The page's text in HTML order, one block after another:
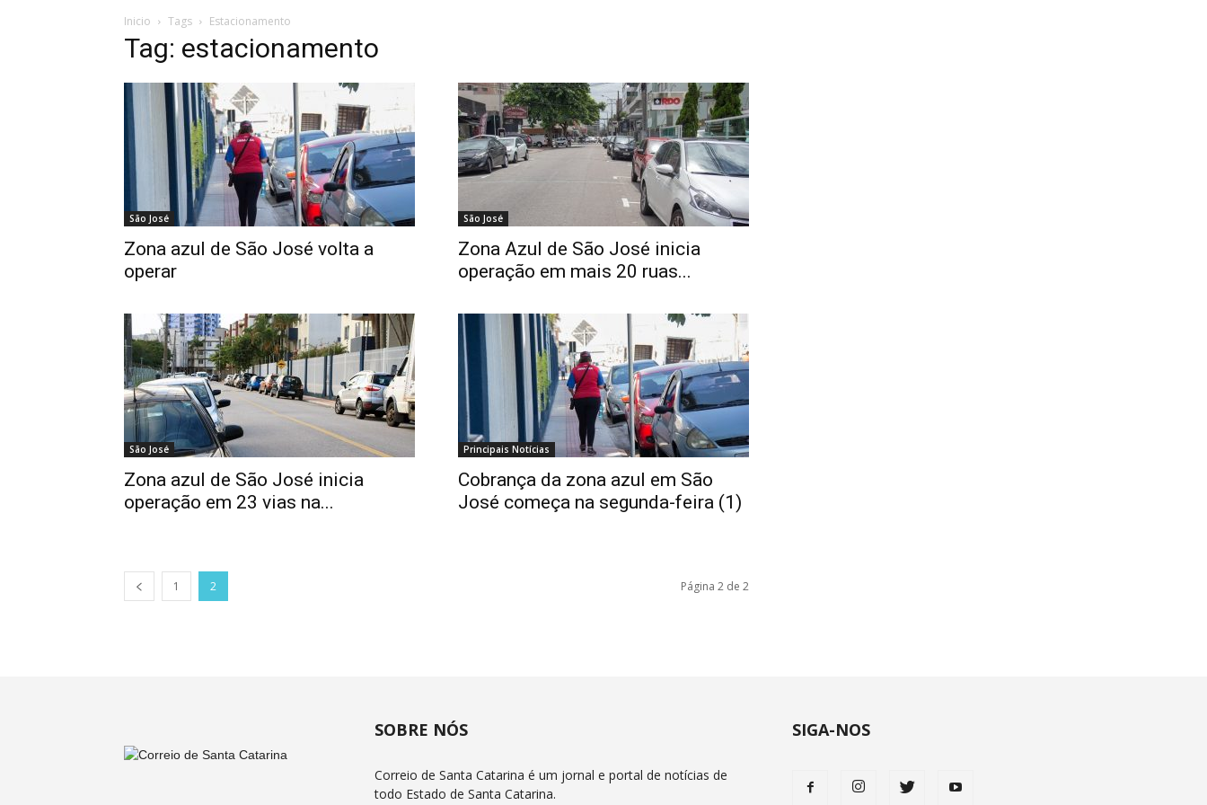
Inicio Tags Estacionamento
Tag: estacionamento
São José
Zona azul de São José volta a
operar
São José
Zona Azul de São José inicia
operação em mais 20 ruas...
São José
Zona azul de São José inicia
operação em 23 vias na...
Principais Notícias
Cobrança da zona azul em São
José começa na segunda-feira (1)
1 2 Página 2 de 2
SOBRE NÓS
Correio de Santa Catarina é um jornal e portal de notícias de
todo Estado de Santa Catarina.
SIGA-NOS